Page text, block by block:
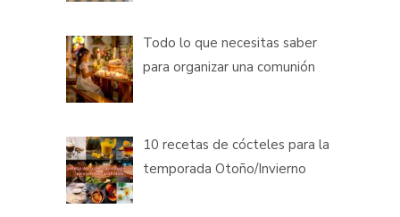
Todo lo que necesitas saber
para organizar una comunión
10 recetas de cócteles para la
temporada Otoño/Invierno